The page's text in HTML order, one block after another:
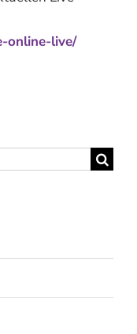
online-live/